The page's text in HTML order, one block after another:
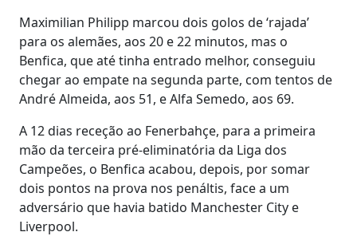
Maximilian Philipp marcou dois golos de ‘rajada’
para os alemães, aos 20 e 22 minutos, mas o
Benfica, que até tinha entrado melhor, conseguiu
chegar ao empate na segunda parte, com tentos de
André Almeida, aos 51, e Alfa Semedo, aos 69.
A 12 dias receção ao Fenerbahçe, para a primeira
mão da terceira pré-eliminatória da Liga dos
Campeões, o Benfica acabou, depois, por somar
dois pontos na prova nos penáltis, face a um
adversário que havia batido Manchester City e
Liverpool.